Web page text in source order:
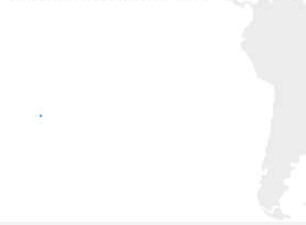
svečių šiandien